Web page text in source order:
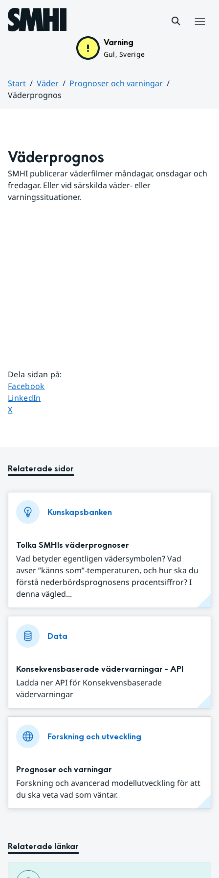
Hoppa till sidans innehåll
Varning
Gul, Sverige
Start Väder
Prognoser och varningar
Väderprognos
Väderprognos
SMHI publicerar väderfilmer måndagar, onsdagar och
fredagar. Eller vid särskilda väder- eller
varningssituationer.
Dela sidan på:
Dela sidan på
Facebook
Dela sidan på
LinkedIn
Dela sidan på
X
Relaterade sidor
Kunskapsbanken
Tolka SMHIs väderprognoser
Vad betyder egentligen vädersymbolen? Vad
avser ”känns som”-temperaturen, och hur ska du
förstå nederbördsprognosens procentsiffror? I
denna vägled...
Data
Konsekvensbaserade vädervarningar - API
Ladda ner API för Konsekvensbaserade
vädervarningar
Forskning och utveckling
Prognoser och varningar
Forskning och avancerad modellutveckling för att
du ska veta vad som väntar.
Relaterade länkar